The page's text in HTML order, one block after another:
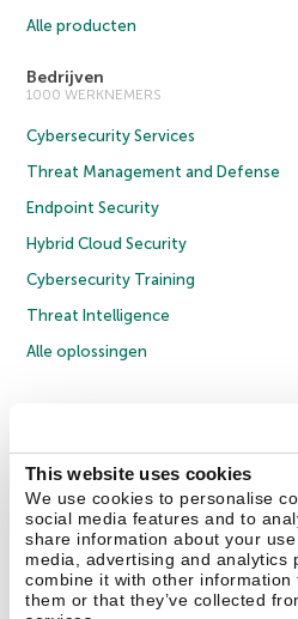
This website uses cookies
We use cookies to personalise
social media features and to
share information about your
media, advertising and analytics
combine it with other information
them or that they’ve collected
Alle producten
Bedrijven
1000 WERKNEMERS
Cybersecurity Services
Threat Management and Defense
Endpoint Security
Hybrid Cloud Security
Cybersecurity Training
Threat Intelligence
Alle oplossingen
Cookies
Contact Us Over ons Partners Blog
Vertrouwen in Kaspersky
Securelist Eugene Personal Blog